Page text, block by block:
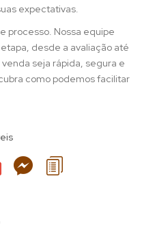
expectativas.
processo. Nossa equipe
desde a avaliação até
seja rápida, segura e
como podemos facilitar